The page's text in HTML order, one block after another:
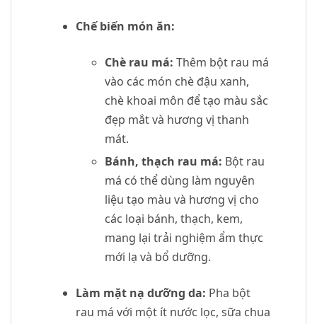
Chế biến món ăn:
Chè rau má: Thêm bột rau má
vào các món chè đậu xanh,
chè khoai môn để tạo màu sắc
đẹp mắt và hương vị thanh
mát.
Bánh, thạch rau má: Bột rau
má có thể dùng làm nguyên
liệu tạo màu và hương vị cho
các loại bánh, thạch, kem,
mang lại trải nghiệm ẩm thực
mới lạ và bổ dưỡng.
Làm mặt nạ dưỡng da: Pha bột
rau má với một ít nước lọc, sữa chua